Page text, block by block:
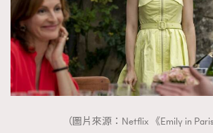
（圖片來源：Netflix 《Emily in